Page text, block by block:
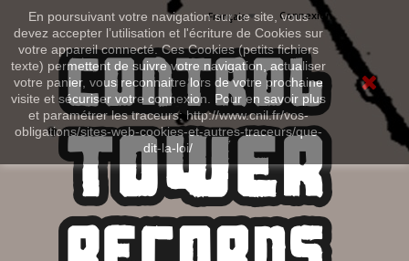
En poursuivant votre navigation sur ce site, vous
devez accepter l’utilisation et l'écriture de Cookies sur
votre appareil connecté. Ces Cookies (petits fichiers
texte) permettent de suivre votre navigation, actualiser
votre panier, vous reconnaitre lors de votre prochaine
visite et sécuriser votre connexion. Pour en savoir plus
et paramétrer les traceurs: http://www.cnil.fr/vos-
obligations/sites-web-cookies-et-autres-traceurs/que-
dit-la-loi/
Connexion
Français